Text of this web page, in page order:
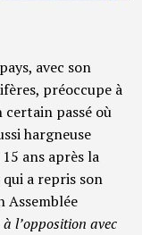
avec son
préoccupe à
passé où
hargneuse
ans après la
a repris son
Assemblée
l’opposition avec